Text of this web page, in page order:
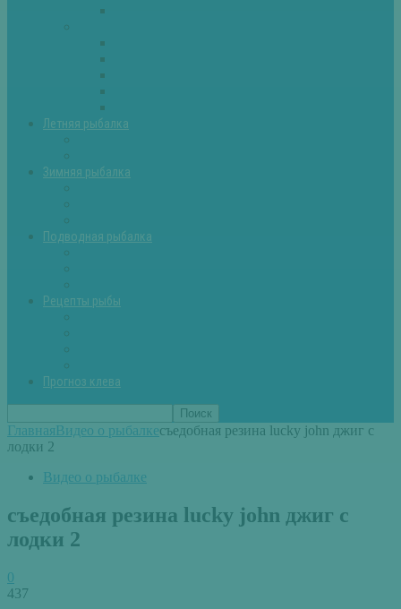
Летняя рыбалка
Зимняя рыбалка
Подводная рыбалка
Рецепты рыбы
Прогноз клева
ГлавнаяВидео о рыбалкесъедобная резина lucky john джиг с
лодки 2
Видео о рыбалке
съедобная резина lucky john джиг с
лодки 2
0
437